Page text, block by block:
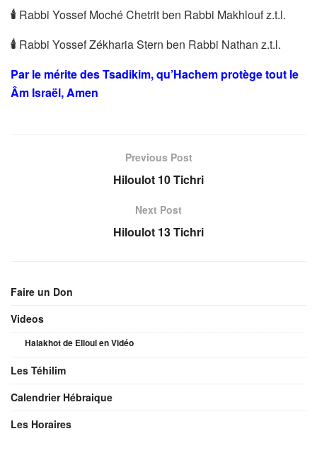
🕯 Rabbi Yossef Moché Chetrit ben Rabbi Makhlouf z.t.l.
🕯 Rabbi Yossef Zékharia Stern ben Rabbi Nathan z.t.l.
Par le mérite des Tsadikim, qu’Hachem protège tout le
Âm Israël, Amen
Previous Post
Hiloulot 10 Tichri
Next Post
Hiloulot 13 Tichri
Faire un Don
Videos
Halakhot de Elloul en Vidéo
Les Téhilim
Calendrier Hébraique
Les Horaires